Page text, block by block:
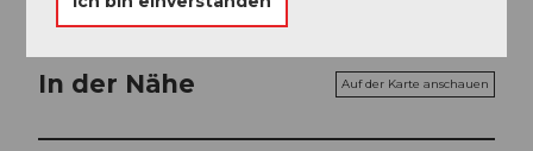
In der Nähe Auf der Karte anschauen